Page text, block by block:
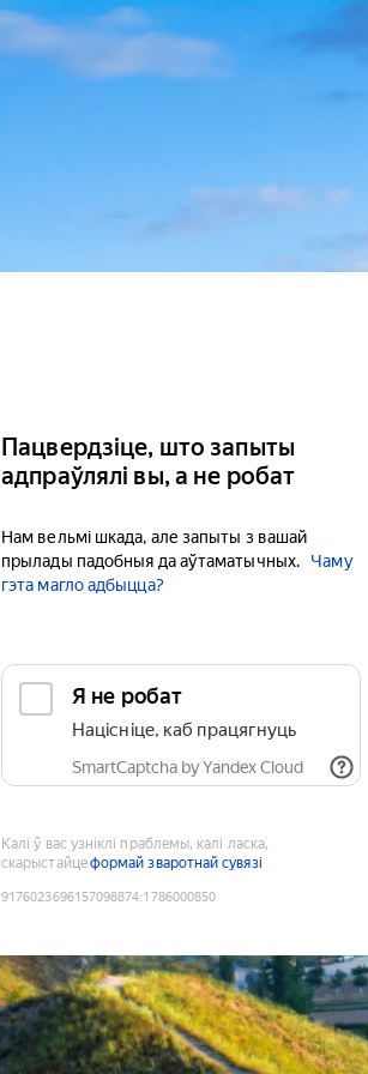
Пацвердзіце, што запыты
адпраўлялі вы, а не робат
Нам вельмі шкада, але запыты з вашай
прылады падобныя да аўтаматычных.
Чаму
гэта магло адбыцца?
Я не робат
Націсніце, каб працягнуць
SmartCaptcha by Yandex Cloud
Калі ў вас узніклі праблемы, калі ласка,
скарыстайцеформай зваротнай сувязі
9176023696157098874:1786000850